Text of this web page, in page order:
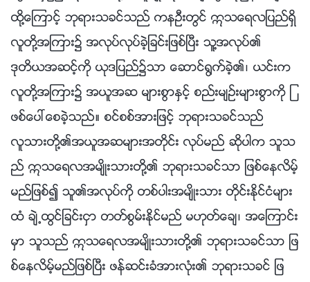
ထို႔ေၾကာင့္ ဘုရားသခင္သည္ ကနဦးတြင္ ဣသေရလျပည္ရွိ
လူတို႔အၾကား၌ အလုပ္လုပ္ခဲ့ျခင္းျဖစ္ၿပီး သူ႔အလုပ္၏
ဒုတိယအဆင့္ကို ယုဒျပည္၌သာ ေဆာင္႐ြက္ခဲ့၏၊ ယင္းက
လူတို႔အၾကား၌ အယူအဆ မ်ားစြာႏွင့္ စည္းမ်ဥ္းမ်ားစြာကို ျ
ဖစ္ေပၚေစခဲ့သည္။ စင္စစ္အားျဖင့္ ဘုရားသခင္သည္
လူသားတို႔၏အယူအဆမ်ားအတိုင္း လုပ္မည္ ဆိုပါက သူသ
ည္ ဣသေရလအမ်ိဳးသားတို႔၏ ဘုရားသခင္သာ ျဖစ္ေနလိမ့္
မည္ျဖစ္၍ သူ၏အလုပ္ကို တစ္ပါးအမ်ိဳးသား တိုင္းႏိုင္ငံမ်ား
ထံ ခ်ဲ႕ထြင္ျခင္းငွာ တတ္စြမ္းႏိုင္မည္ မဟုတ္ေခ်၊ အေၾကာင္း
မွာ သူသည္ ဣသေရလအမ်ိဳးသားတို႔၏ ဘုရားသခင္သာ ျဖ
စ္ေနလိမ့္မည္ျဖစ္ၿပီး ဖန္ဆင္းခံအားလုံး၏ ဘုရားသခင္ ျဖ